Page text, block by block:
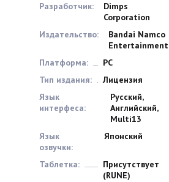
Разработчик:
Dimps
Corporation
Издательство:
Bandai Namco
Entertainment
Платформа:
PC
Тип издания:
Лицензия
Язык
интерфеса:
Русский,
Английский,
Multi13
Язык
озвучки:
Японский
Таблетка:
Присутствует
(RUNE)